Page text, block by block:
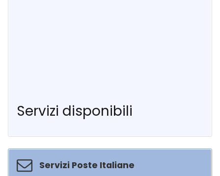
Servizi disponibili
Servizi Poste Italiane